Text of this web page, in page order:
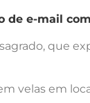
de e-mail
que
velas em